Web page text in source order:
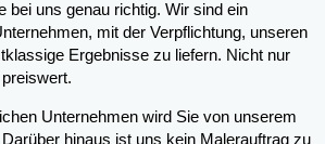
bei uns genau richtig. Wir sind ein
mit der Verpflichtung, unseren
Ergebnisse zu liefern. Nicht nur
Unternehmen wird Sie von unserem
hinaus ist uns kein Malerauftrag zu